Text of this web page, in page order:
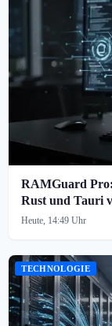
RAMGuard
Rust und Tauri
Heute, 14:49 Uhr
TECHNOLOGIE